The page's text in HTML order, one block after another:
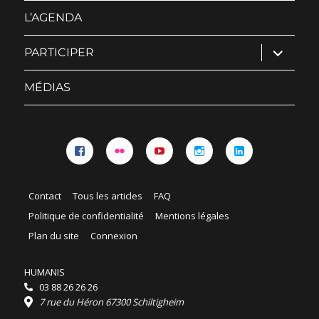
L’AGENDA
PARTICIPER ouvrir
le
sous-
MÉDIAS
Contact Tous les articles
FAQ
Politique de confidentialité
Mentions légales
Plan du site
Connexion
HUMANIS
03 88 26 26 26
7 rue du Héron 67300 Schiltigheim